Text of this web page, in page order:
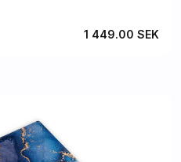
1 449.00 SEK